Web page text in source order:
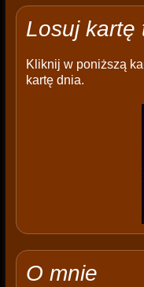
Losuj kartę
Kliknij w poniższą
kartę dnia.
O mnie